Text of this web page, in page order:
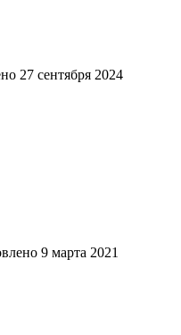
27 сентября 2024
9 марта 2021